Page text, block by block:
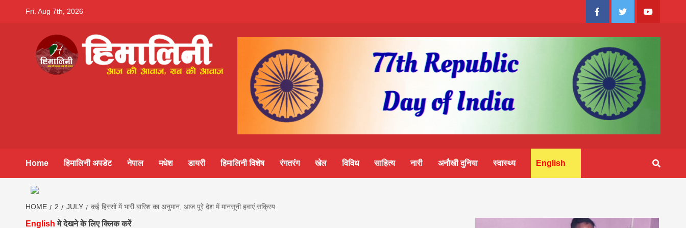
Fri. Aug 7th, 2026 FacebookTwitter Youtube
Himalini.com-
hindi magazine
||madhesh
khabar:Himalini
Home हिमालिनी अपडेट नेपाल मधेश डायरी हिमालिनी विशेष रंगतरंग खेल विविध साहित्य नारी अनौखी दुनिया स्वास्थ्य English
HOME 2 JULY कई हिस्सों में भारी बारिश का अनुमान, आज पूरे देश में मानसूनी हवाएं सक्रिय
English मे देखने के लिए क्लिक करें